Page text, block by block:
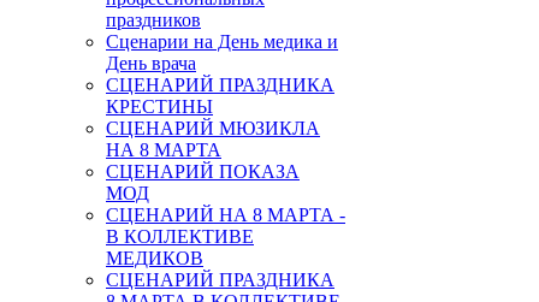
праздников
Сценарии на День медика и
День врача
СЦЕНАРИЙ ПРАЗДНИКА
КРЕСТИНЫ
СЦЕНАРИЙ МЮЗИКЛА
НА 8 МАРТА
СЦЕНАРИЙ ПОКАЗА
МОД
СЦЕНАРИЙ НА 8 МАРТА -
В КОЛЛЕКТИВЕ
МЕДИКОВ
СЦЕНАРИЙ ПРАЗДНИКА